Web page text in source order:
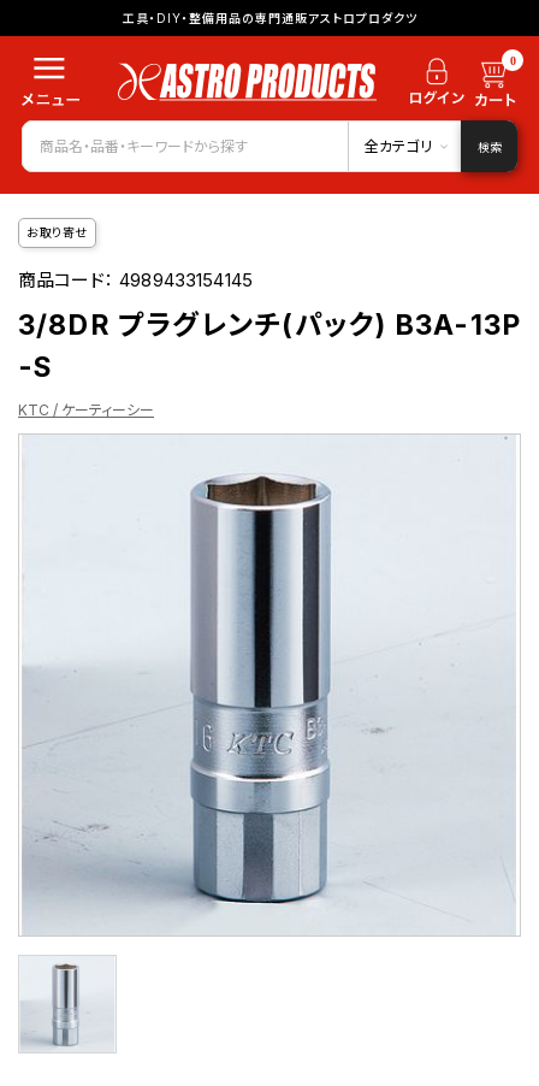
工具・DIY・整備用品の専門通販アストロプロダクツ
0
全カテゴリ 検索
お取り寄せ
商品コード：4989433154145
3/8DR プラグレンチ(パック) B3A-13P
-S
KTC / ケーティーシー